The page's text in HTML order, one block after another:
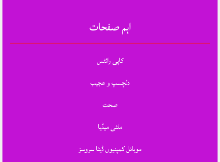
اہم صفحات
کاپی رائٹس
دلچسپ و عجیب
صحت
ملٹی میڈیا
موبائل کمپنیوں ڈیٹا سروسز